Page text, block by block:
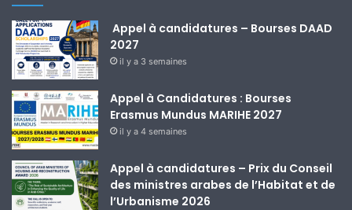
Appel à candidatures – Bourses DAAD
2027
il y a 3 semaines
Appel à Candidatures : Bourses
Erasmus Mundus MARIHE 2027
il y a 4 semaines
Appel à candidatures – Prix du Conseil
des ministres arabes de l’Habitat et de
l’Urbanisme 2026